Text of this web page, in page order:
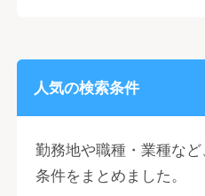
人気の検索条件
勤務地や職種・業種な
条件をまとめました。